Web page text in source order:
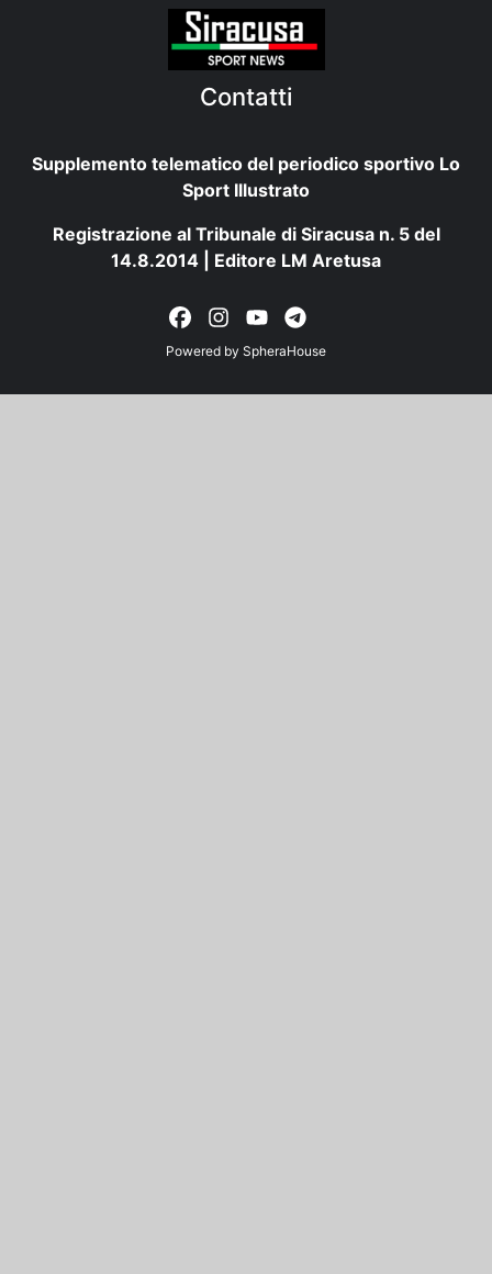
Contatti
Supplemento telematico del periodico sportivo Lo
Sport Illustrato
Registrazione al Tribunale di Siracusa n. 5 del
14.8.2014 | Editore LM Aretusa
Powered by SpheraHouse